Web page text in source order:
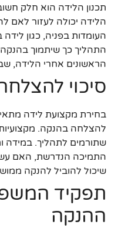
תכנון הלידה הוא חלק
הלידה יכולה לעזור לאם
העומדות בפניה, כגון
התהליך כך שיתמוך
הראשונים אחרי הלידה,
סיכוי
בחירת מקצועת לידה
להצלחה בהנקה. מקצועיות,
שתורמים לתהליך.
התמיכה הנדרשת, האם
שיכול להוביל להנקה
תפקיד
ההנקה